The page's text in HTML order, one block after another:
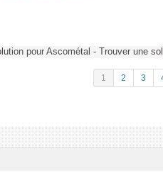
pour Ascométal - Trouver une
1 2 3